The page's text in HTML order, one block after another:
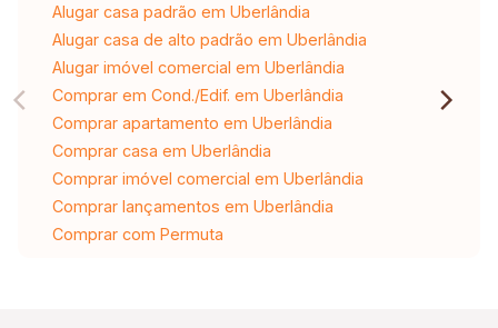
Alugar casa padrão em Uberlândia
Alugar casa de alto padrão em Uberlândia
Alugar imóvel comercial em Uberlândia
Comprar em Cond./Edif. em Uberlândia
Comprar apartamento em Uberlândia
Comprar casa em Uberlândia
Comprar imóvel comercial em Uberlândia
Comprar lançamentos em Uberlândia
Comprar com Permuta